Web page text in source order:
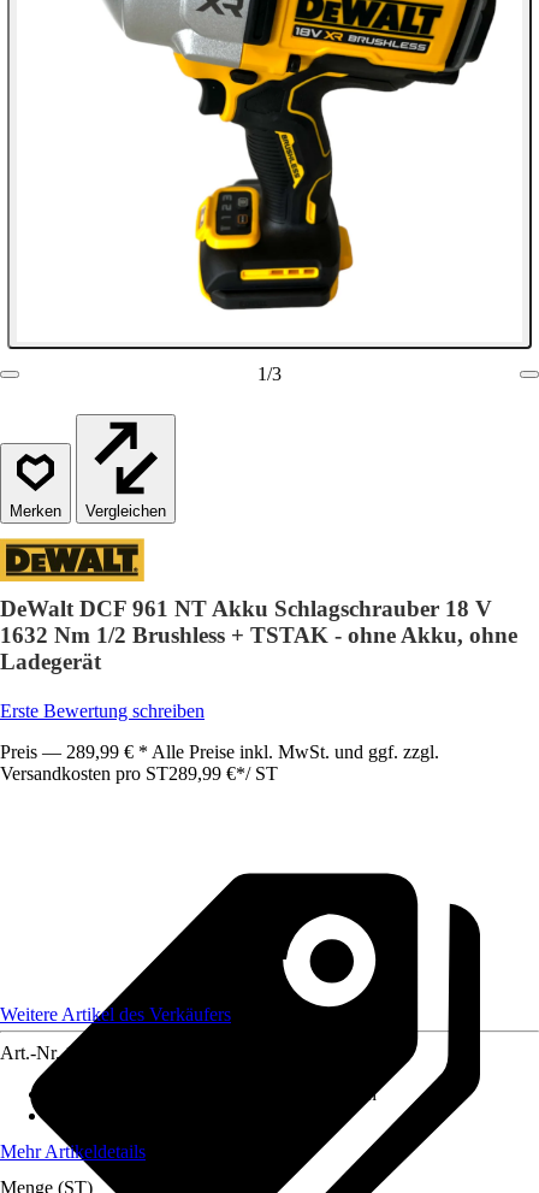
1/3
Vergleichen
DeWalt DCF 961 NT Akku Schlagschrauber 18 V
1632 Nm 1/2 Brushless + TSTAK - ohne Akku, ohne
Ladegerät
Erste Bewertung schreiben
Preis — 289,99 € * Alle Preise inkl. MwSt. und ggf. zzgl.
Versandkosten pro ST289,99 €*/ ST
Weitere Artikel des Verkäufers
Art.-Nr. 12772000
0 r/min - 0 r/min
Mehr Artikeldetails
Menge (ST)